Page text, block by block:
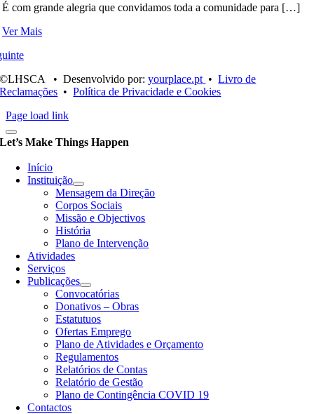
É com grande alegria que convidamos toda a comunidade para […]
Ver Mais
©LHSCA • Desenvolvido por:yourplace.pt •Livro de
Reclamações •Política de Privacidade e Cookies
Page load link
Let’s Make Things Happen
Início
Instituição
Mensagem da Direção
Corpos Sociais
Missão e Objectivos
História
Plano de Intervenção
Atividades
Serviços
Publicações
Convocatórias
Donativos – Obras
Estatutuos
Ofertas Emprego
Plano de Atividades e Orçamento
Regulamentos
Relatórios de Contas
Relatório de Gestão
Plano de Contingência COVID 19
Contactos